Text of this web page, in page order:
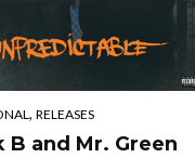
, RELEASES
B and Mr. Green